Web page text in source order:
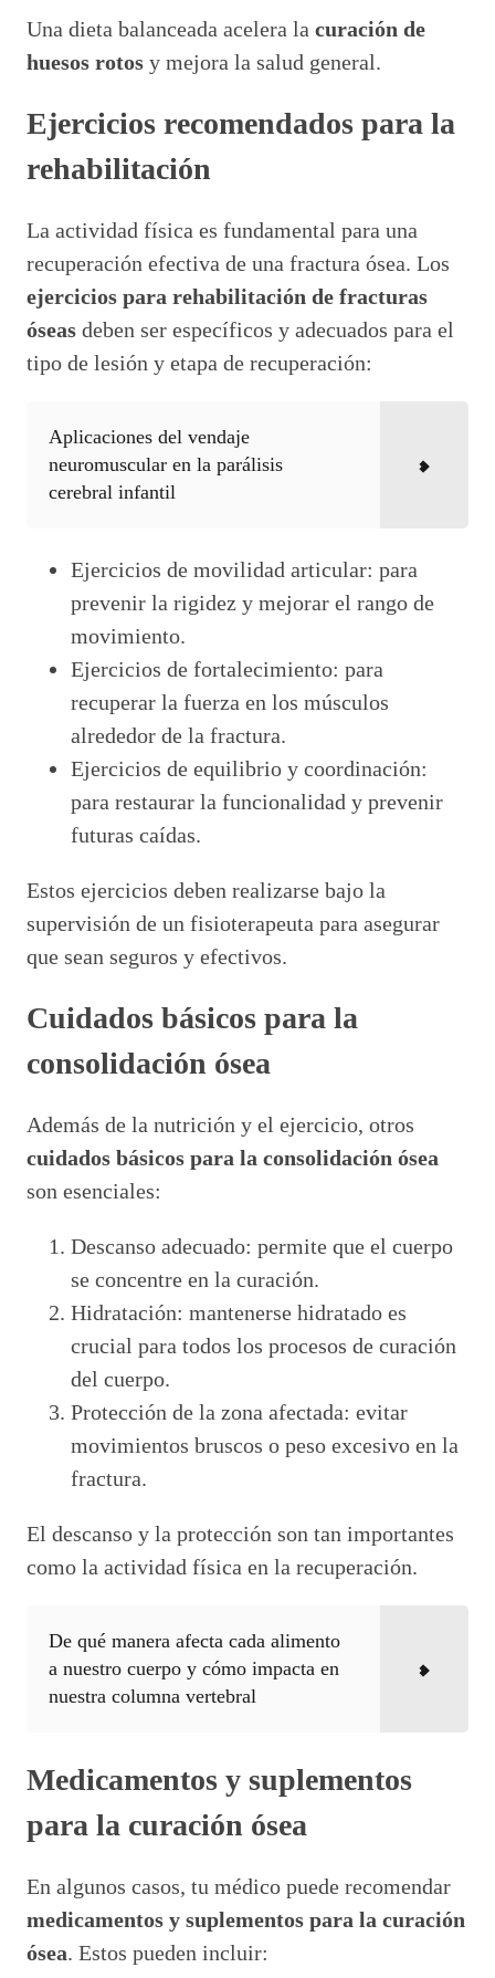
Una dieta balanceada acelera la curación de
huesos rotos y mejora la salud general.
Ejercicios recomendados para la
rehabilitación
La actividad física es fundamental para una
recuperación efectiva de una fractura ósea. Los
ejercicios para rehabilitación de fracturas
óseas deben ser específicos y adecuados para el
tipo de lesión y etapa de recuperación:
Aplicaciones del vendaje
neuromuscular en la parálisis
cerebral infantil
Ejercicios de movilidad articular: para
prevenir la rigidez y mejorar el rango de
movimiento.
Ejercicios de fortalecimiento: para
recuperar la fuerza en los músculos
alrededor de la fractura.
Ejercicios de equilibrio y coordinación:
para restaurar la funcionalidad y prevenir
futuras caídas.
Estos ejercicios deben realizarse bajo la
supervisión de un fisioterapeuta para asegurar
que sean seguros y efectivos.
Cuidados básicos para la
consolidación ósea
Además de la nutrición y el ejercicio, otros
cuidados básicos para la consolidación ósea
son esenciales:
Descanso adecuado: permite que el cuerpo
se concentre en la curación.
Hidratación: mantenerse hidratado es
crucial para todos los procesos de curación
del cuerpo.
Protección de la zona afectada: evitar
movimientos bruscos o peso excesivo en la
fractura.
El descanso y la protección son tan importantes
como la actividad física en la recuperación.
De qué manera afecta cada alimento
a nuestro cuerpo y cómo impacta en
nuestra columna vertebral
Medicamentos y suplementos
para la curación ósea
En algunos casos, tu médico puede recomendar
medicamentos y suplementos para la curación
ósea. Estos pueden incluir: